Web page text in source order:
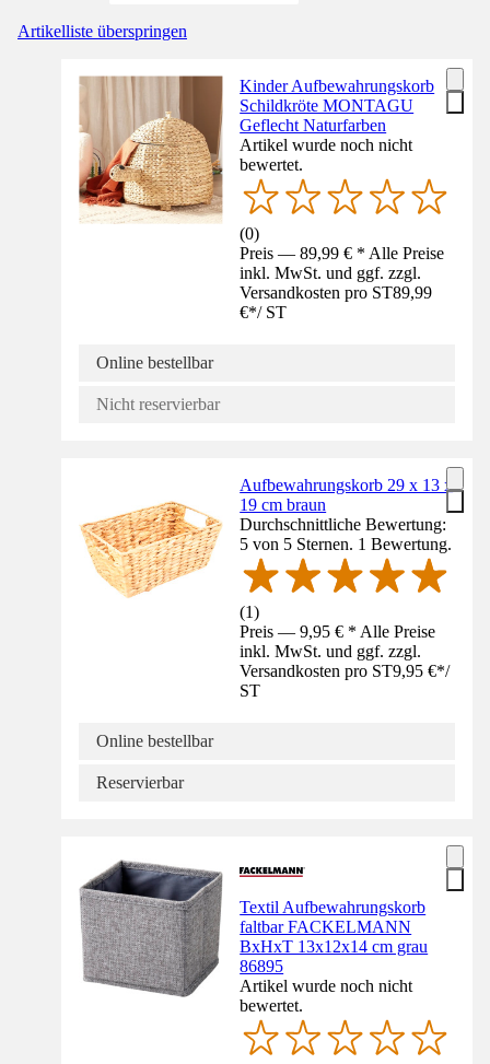
Artikelliste überspringen
Kinder Aufbewahrungskorb
Schildkröte MONTAGU
Geflecht Naturfarben
Artikel wurde noch nicht
bewertet.
(0)
Preis — 89,99 € * Alle Preise
inkl. MwSt. und ggf. zzgl.
Versandkosten pro ST89,99
€*/ ST
Online bestellbar
Nicht reservierbar
Aufbewahrungskorb 29 x 13 x
19 cm braun
Durchschnittliche Bewertung:
5 von 5 Sternen. 1 Bewertung.
(1)
Preis — 9,95 € * Alle Preise
inkl. MwSt. und ggf. zzgl.
Versandkosten pro ST9,95 €*/
ST
Online bestellbar
Reservierbar
Textil Aufbewahrungskorb
faltbar FACKELMANN
BxHxT 13x12x14 cm grau
86895
Artikel wurde noch nicht
bewertet.